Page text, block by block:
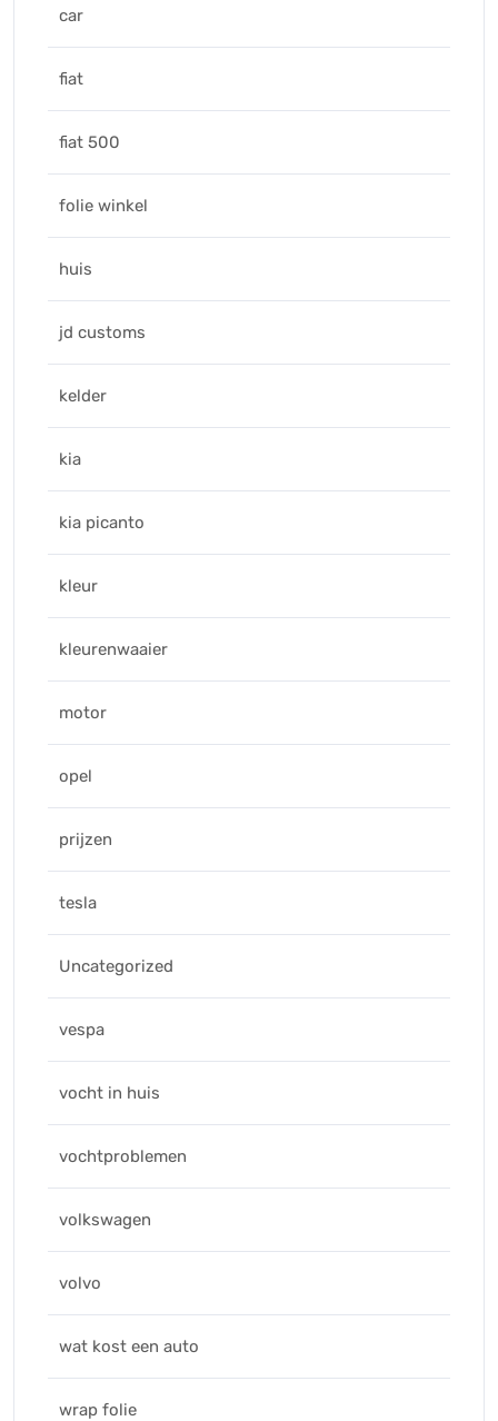
car
fiat
fiat 500
folie winkel
huis
jd customs
kelder
kia
kia picanto
kleur
kleurenwaaier
motor
opel
prijzen
tesla
Uncategorized
vespa
vocht in huis
vochtproblemen
volkswagen
volvo
wat kost een auto
wrap folie